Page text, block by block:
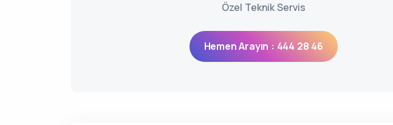
Özel Teknik Servis
Hemen Arayın : 444 28 46